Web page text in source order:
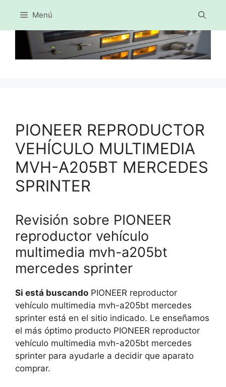
Saltar
al
contenido
Menú
PIONEER REPRODUCTOR
VEHÍCULO MULTIMEDIA
MVH-A205BT MERCEDES
SPRINTER
Revisión sobre PIONEER
reproductor vehículo
multimedia mvh-a205bt
mercedes sprinter
Si está buscando PIONEER reproductor
vehículo multimedia mvh-a205bt mercedes
sprinter está en el sitio indicado. Le enseñamos
el más óptimo producto PIONEER reproductor
vehículo multimedia mvh-a205bt mercedes
sprinter para ayudarle a decidir que aparato
comprar.